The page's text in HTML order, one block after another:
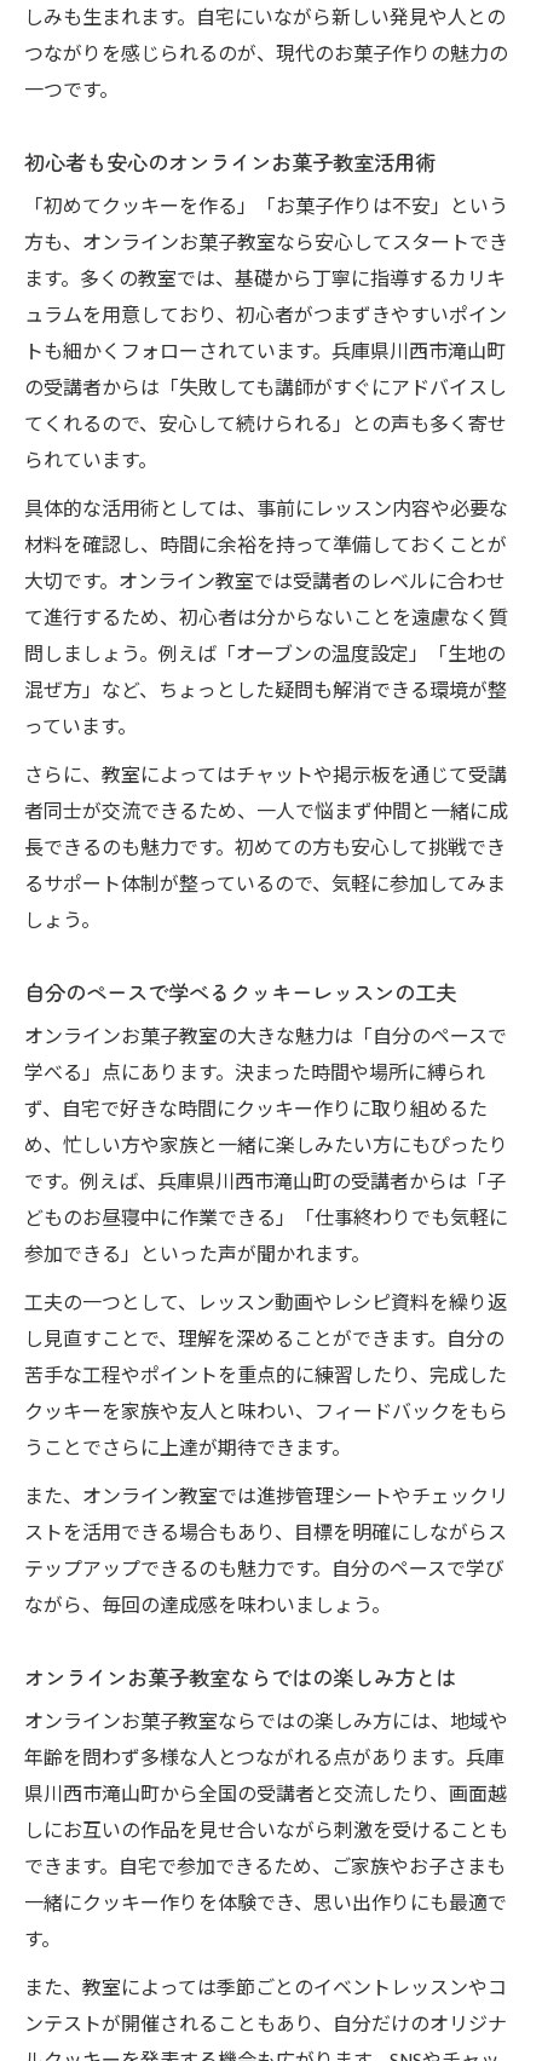
しみも生まれます。自宅にいながら新しい発見や人との
つながりを感じられるのが、現代のお菓子作りの魅力の
一つです。
初心者も安心のオンラインお菓子教室活用術
「初めてクッキーを作る」「お菓子作りは不安」という
方も、オンラインお菓子教室なら安心してスタートでき
ます。多くの教室では、基礎から丁寧に指導するカリキ
ュラムを用意しており、初心者がつまずきやすいポイン
トも細かくフォローされています。兵庫県川西市滝山町
の受講者からは「失敗しても講師がすぐにアドバイスし
てくれるので、安心して続けられる」との声も多く寄せ
られています。
具体的な活用術としては、事前にレッスン内容や必要な
材料を確認し、時間に余裕を持って準備しておくことが
大切です。オンライン教室では受講者のレベルに合わせ
て進行するため、初心者は分からないことを遠慮なく質
問しましょう。例えば「オーブンの温度設定」「生地の
混ぜ方」など、ちょっとした疑問も解消できる環境が整
っています。
さらに、教室によってはチャットや掲示板を通じて受講
者同士が交流できるため、一人で悩まず仲間と一緒に成
長できるのも魅力です。初めての方も安心して挑戦でき
るサポート体制が整っているので、気軽に参加してみま
しょう。
自分のペースで学べるクッキーレッスンの工夫
オンラインお菓子教室の大きな魅力は「自分のペースで
学べる」点にあります。決まった時間や場所に縛られ
ず、自宅で好きな時間にクッキー作りに取り組めるた
め、忙しい方や家族と一緒に楽しみたい方にもぴったり
です。例えば、兵庫県川西市滝山町の受講者からは「子
どものお昼寝中に作業できる」「仕事終わりでも気軽に
参加できる」といった声が聞かれます。
工夫の一つとして、レッスン動画やレシピ資料を繰り返
し見直すことで、理解を深めることができます。自分の
苦手な工程やポイントを重点的に練習したり、完成した
クッキーを家族や友人と味わい、フィードバックをもら
うことでさらに上達が期待できます。
また、オンライン教室では進捗管理シートやチェックリ
ストを活用できる場合もあり、目標を明確にしながらス
テップアップできるのも魅力です。自分のペースで学び
ながら、毎回の達成感を味わいましょう。
オンラインお菓子教室ならではの楽しみ方とは
オンラインお菓子教室ならではの楽しみ方には、地域や
年齢を問わず多様な人とつながれる点があります。兵庫
県川西市滝山町から全国の受講者と交流したり、画面越
しにお互いの作品を見せ合いながら刺激を受けることも
できます。自宅で参加できるため、ご家族やお子さまも
一緒にクッキー作りを体験でき、思い出作りにも最適で
す。
また、教室によっては季節ごとのイベントレッスンやコ
ンテストが開催されることもあり、自分だけのオリジナ